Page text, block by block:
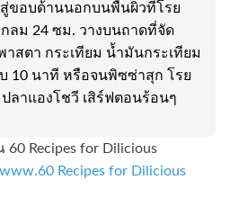
ขอบด้านนอกบนพื้นผิวที่โรย
กลม 24 ซม. วางบนถาดที่จัด
าสตา กระเทียม น้ำมันกระเทียม
10 นาที หรือจนพิซซ่าสุก โรย
ลาแองโชวี เสิร์ฟตอนร้อนๆ
Recipes for Dilicious
www.60 Recipes for Dilicious